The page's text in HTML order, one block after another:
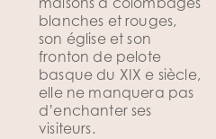
maisons à colombages
blanches et rouges,
son église et son
fronton de pelote
basque du XIX e siècle,
elle ne manquera pas
d’enchanter ses
visiteurs.